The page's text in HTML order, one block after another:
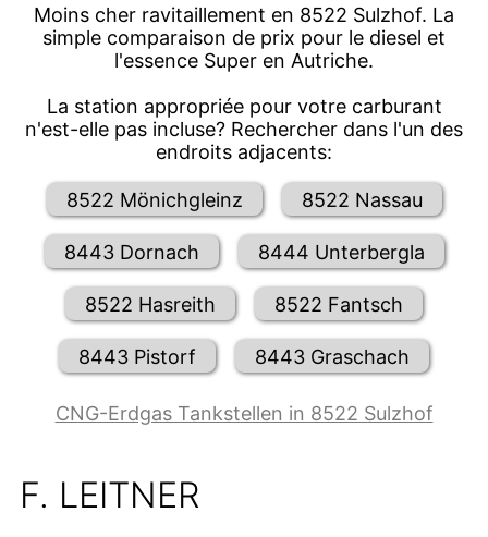
Moins cher ravitaillement en 8522 Sulzhof. La
simple comparaison de prix pour le diesel et
l'essence Super en Autriche.
La station appropriée pour votre carburant
n'est-elle pas incluse? Rechercher dans l'un des
endroits adjacents:
8522 Mönichgleinz 8522 Nassau
8443 Dornach 8444 Unterbergla
8522 Hasreith 8522 Fantsch
8443 Pistorf 8443 Graschach
CNG-Erdgas Tankstellen in 8522 Sulzhof
F. LEITNER